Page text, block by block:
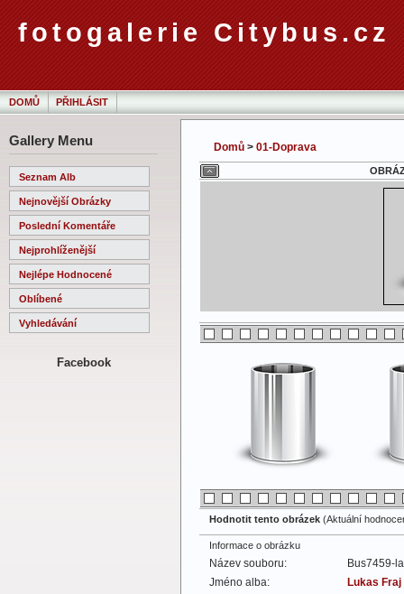
fotogalerie Citybus.cz
DOMŮ PŘIHLÁSIT
Gallery Menu
Seznam Alb
Nejnovější Obrázky
Poslední Komentáře
Nejprohlíženější
Nejlépe Hodnocené
Oblíbené
Vyhledávání
Facebook
Domů > 01-Doprava
Hodnotit tento obrázek (Aktuální
Informace o obrázku
Název souboru:
Bus7459-
Jméno alba:
Lukas Fraj